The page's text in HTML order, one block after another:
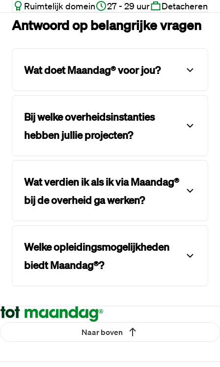
Ruimtelijk domein
27 - 29 uur Detacheren
Antwoord op belangrijke vragen
Wat doet Maandag® voor jou?
Bij welke overheidsinstanties
hebben jullie projecten?
Wat verdien ik als ik via Maandag®
bij de overheid ga werken?
Welke opleidingsmogelijkheden
biedt Maandag®?
Naar boven